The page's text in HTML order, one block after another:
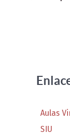
Aulas
SIU